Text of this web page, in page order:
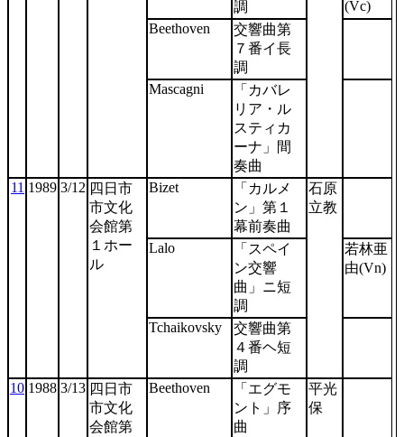
調
(Vc)
Beethoven
交響曲第
７番イ長
調
Mascagni
「カバレ
リア・ル
スティカ
ーナ」間
奏曲
11 1989 3/12 四日市
市文化
会館第
１ホー
ル
Bizet
「カルメ
ン」第１
幕前奏曲
石原
立教
Lalo
「スペイ
ン交響
曲」ニ短
調
若林亜
由(Vn)
Tchaikovsky
交響曲第
４番ヘ短
調
10 1988 3/13 四日市
市文化
会館第
Beethoven
「エグモ
ント」序
曲
平光
保